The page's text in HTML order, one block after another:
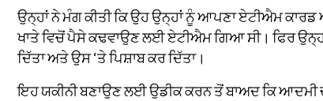
ਉਨ੍ਹਾਂ ਨੇ ਮੰਗ ਕੀਤੀ ਕਿ ਉਹ ਉਨ੍ਹਾਂ ਨੂੰ ਆਪਣਾ ਏਟੀਐਮ
ਖਾਤੇ ਵਿਚੋਂ ਪੈਸੇ ਕਢਵਾਉਣ ਲਈ ਏਟੀਐਮ ਗਿਆ ਸੀ। ਫਿਰ
ਦਿੱਤਾ ਅਤੇ ਉਸ ‘ਤੇ ਪਿਸ਼ਾਬ ਕਰ ਦਿੱਤਾ।
ਇਹ ਯਕੀਨੀ ਬਣਾਉਣ ਲਈ ਉਡੀਕ ਕਰਨ ਤੋਂ ਬਾਅਦ ਕਿ ਆਦਮੀ